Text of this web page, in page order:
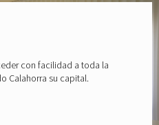
con facilidad a toda la
Calahorra su capital.